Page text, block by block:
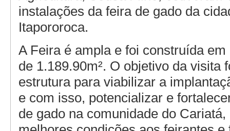
instalações da feira de gado da
Itapororoca.
A Feira é ampla e foi construída
de 1.189.90m². O objetivo da visita
estrutura para viabilizar a
e com isso, potencializar e
de gado na comunidade do